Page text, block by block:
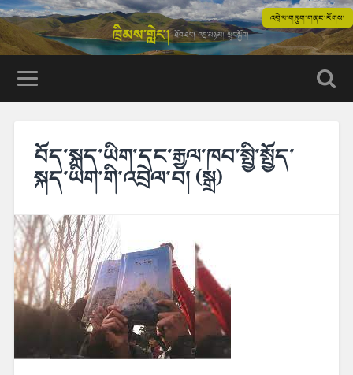
འབྲེལ་གཏུག་གནང་རོགས།
བོད་སྐད་ཡིག་དང་རྒྱལ་ཁབ་སྤྱི་སྤྱོད་
སྐད་ཡིག་གི་འབྲེལ་བ། (སྒྲ)